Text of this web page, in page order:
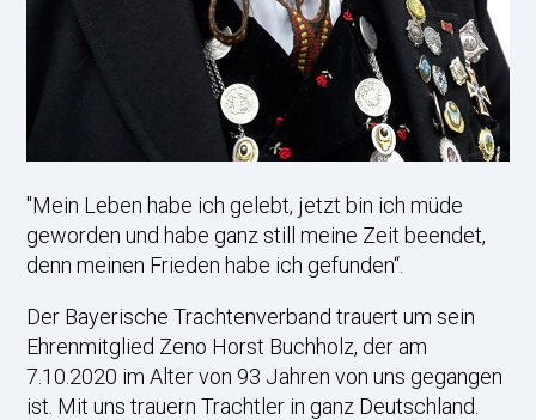
"Mein Leben habe ich gelebt, jetzt bin ich müde
geworden und habe ganz still meine Zeit beendet,
denn meinen Frieden habe ich gefunden“.
Der Bayerische Trachtenverband trauert um sein
Ehrenmitglied Zeno Horst Buchholz, der am
7.10.2020 im Alter von 93 Jahren von uns gegangen
ist. Mit uns trauern Trachtler in ganz Deutschland.